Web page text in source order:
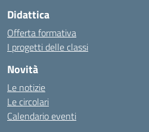
Didattica
Offerta formativa
I progetti delle classi
Novità
Le notizie
Le circolari
Calendario eventi